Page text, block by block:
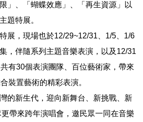
」、「蝴蝶效應」、「再生資源」以
題特展。
，現場也於12/29~12/31、1/5、1/6
，伴隨系列主題音樂表演，以及12/31
有30個表演團隊、百位藝術家，帶來
裝置藝術的精彩表演。
新生代，迎向新舞台、新挑戰、新
帶來跨年演唱會，邀民眾一同在音樂